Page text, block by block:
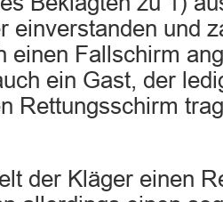
einverstanden und
einen Fallschirm
ein Gast, der
Rettungsschirm
der Kläger einen